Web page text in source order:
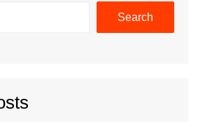
Search